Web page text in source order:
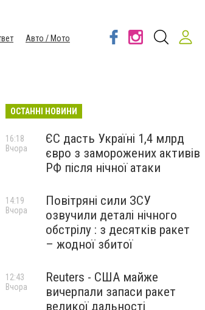
Авто / Мото
ОСТАННІ НОВИНИ
ЄС дасть Україні 1,4 млрд
євро з заморожених активів
РФ після нічної атаки
16:18
Вчора
Повітряні сили ЗСУ
озвучили деталі нічного
обстрілу : з десятків ракет
– жодної збитої
14:19
Вчора
Reuters - США майже
вичерпали запаси ракет
великої дальності
12:43
Вчора